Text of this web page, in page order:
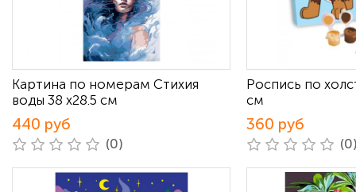
Картина по номерам Стихия
воды 38 х28.5 см
440 руб
(0)
Роспись по
см
360 руб